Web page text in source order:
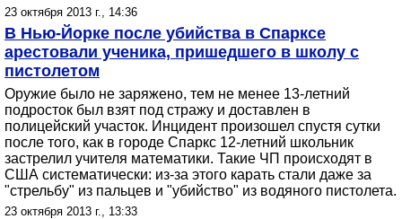
23 октября 2013 г., 14:36
В Нью-Йорке после убийства в Спарксе
арестовали ученика, пришедшего в школу с
пистолетом
Оружие было не заряжено, тем не менее 13-летний
подросток был взят под стражу и доставлен в
полицейский участок. Инцидент произошел спустя сутки
после того, как в городе Спаркс 12-летний школьник
застрелил учителя математики. Такие ЧП происходят в
США систематически: из-за этого карать стали даже за
"стрельбу" из пальцев и "убийство" из водяного пистолета.
23 октября 2013 г., 13:33